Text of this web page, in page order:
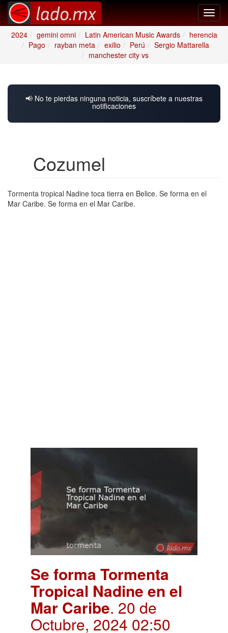
2024
gemini omni Latin American Music Awards
herencia
Pago
rayban meta exilio Perú
Sergio Mattarella
manchester city vs
📢 No te pierdas ninguna noticia, suscríbete a nuestras
notificaciones
Cozumel
Tormenta tropical Nadine toca tierra en Belice. Se forma en el
Mar Caribe. Se forma en el Mar Caribe.
Se forma Tormenta
Tropical Nadine en el
Mar Caribe. 20 de
Octubre, 2024 02:50